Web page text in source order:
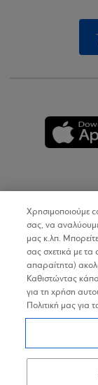
Χρησιμοποιούμε
σας, να αναλύουμε
μας κ.λπ. Μπορείτε
σας σχετικά με τα
απαραίτητα)
Καθιστώντας
για τη χρήση
Πολιτική μας για